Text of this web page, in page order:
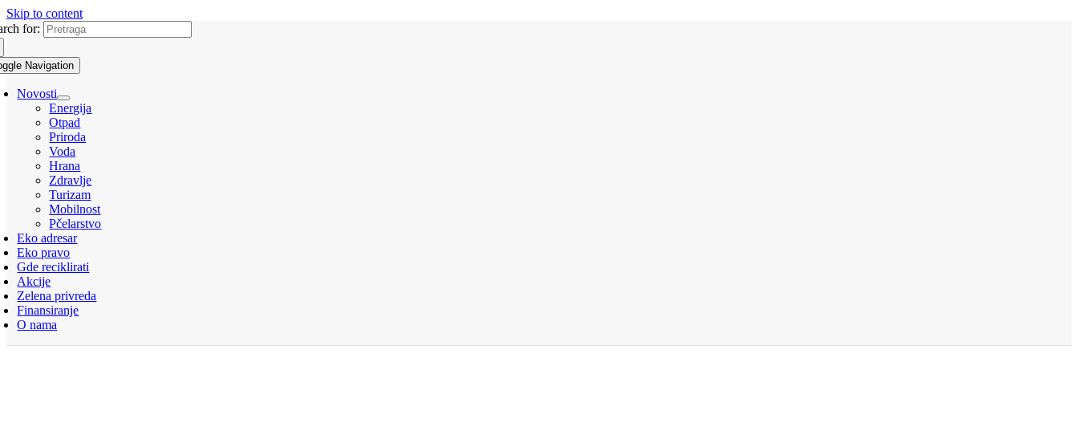
Skip to content
for:
Navigation
Novosti
Energija
Otpad
Priroda
Voda
Hrana
Zdravlje
Turizam
Mobilnost
Pčelarstvo
Eko adresar
Eko pravo
Gde reciklirati
Akcije
Zelena privreda
Finansiranje
O nama